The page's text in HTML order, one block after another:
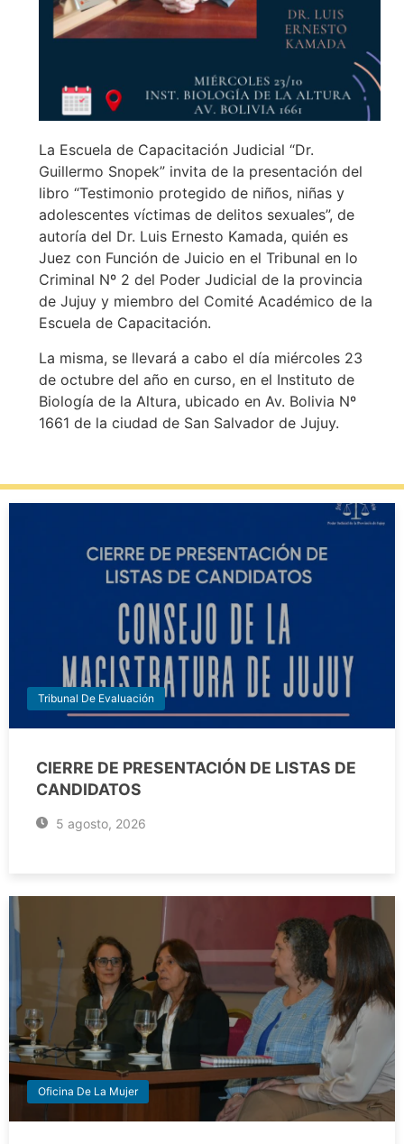
La Escuela de Capacitación Judicial “Dr.
Guillermo Snopek” invita de la presentación del
libro “Testimonio protegido de niños, niñas y
adolescentes víctimas de delitos sexuales”, de
autoría del Dr. Luis Ernesto Kamada, quién es
Juez con Función de Juicio en el Tribunal en lo
Criminal Nº 2 del Poder Judicial de la provincia
de Jujuy y miembro del Comité Académico de la
Escuela de Capacitación.
La misma, se llevará a cabo el día miércoles 23
de octubre del año en curso, en el Instituto de
Biología de la Altura, ubicado en Av. Bolivia Nº
1661 de la ciudad de San Salvador de Jujuy.
Tribunal De Evaluación
CIERRE DE PRESENTACIÓN DE LISTAS DE
CANDIDATOS
5 agosto, 2026
Oficina De La Mujer